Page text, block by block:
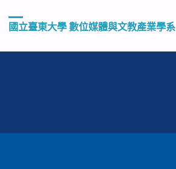
國立臺東大學 數位媒體與文教產業學系